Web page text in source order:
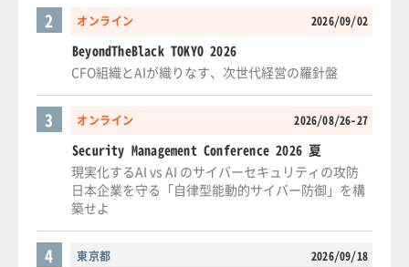
オンライン 2026/09/02
2
BeyondTheBlack TOKYO 2026
CFO組織とAIが織りなす、次世代経営の羅針盤
オンライン 2026/08/26-27
3
Security Management Conference 2026 夏
現実化するAI vs AI のサイバーセキュリティの攻防
日本企業を守る「自律型能動的サイバー防御」を構
築せよ
東京都 2026/09/18
4